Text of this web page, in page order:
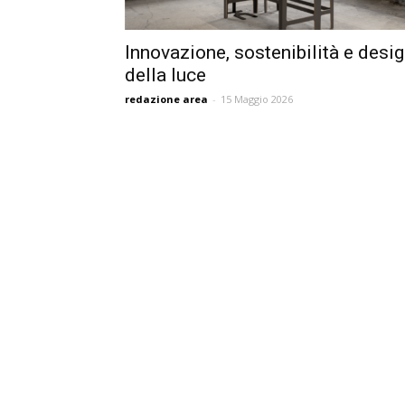
Innovazione, sostenibilità e
della luce
redazione area - 15 Maggio 2026